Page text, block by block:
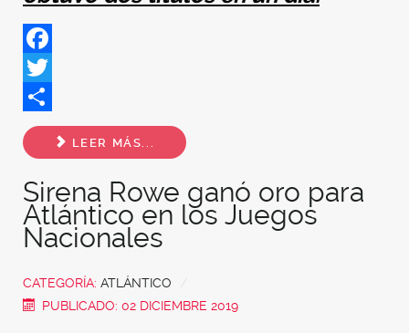
Facebook
Twitter
Share
LEER MÁS...
Sirena Rowe ganó oro para
Atlántico en los Juegos
Nacionales
CATEGORÍA: ATLÁNTICO
PUBLICADO: 02 DICIEMBRE 2019